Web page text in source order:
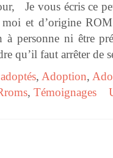
écris ce petit
moi et d’origine
à personne ni être
qu’il faut arrêter de
adoptés, Adoption,
, Témoignages